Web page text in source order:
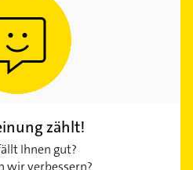
zählt!
Ihnen gut?
wir verbessern?